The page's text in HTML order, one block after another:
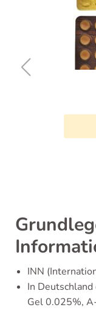
INN
In
Gel 0.025%,